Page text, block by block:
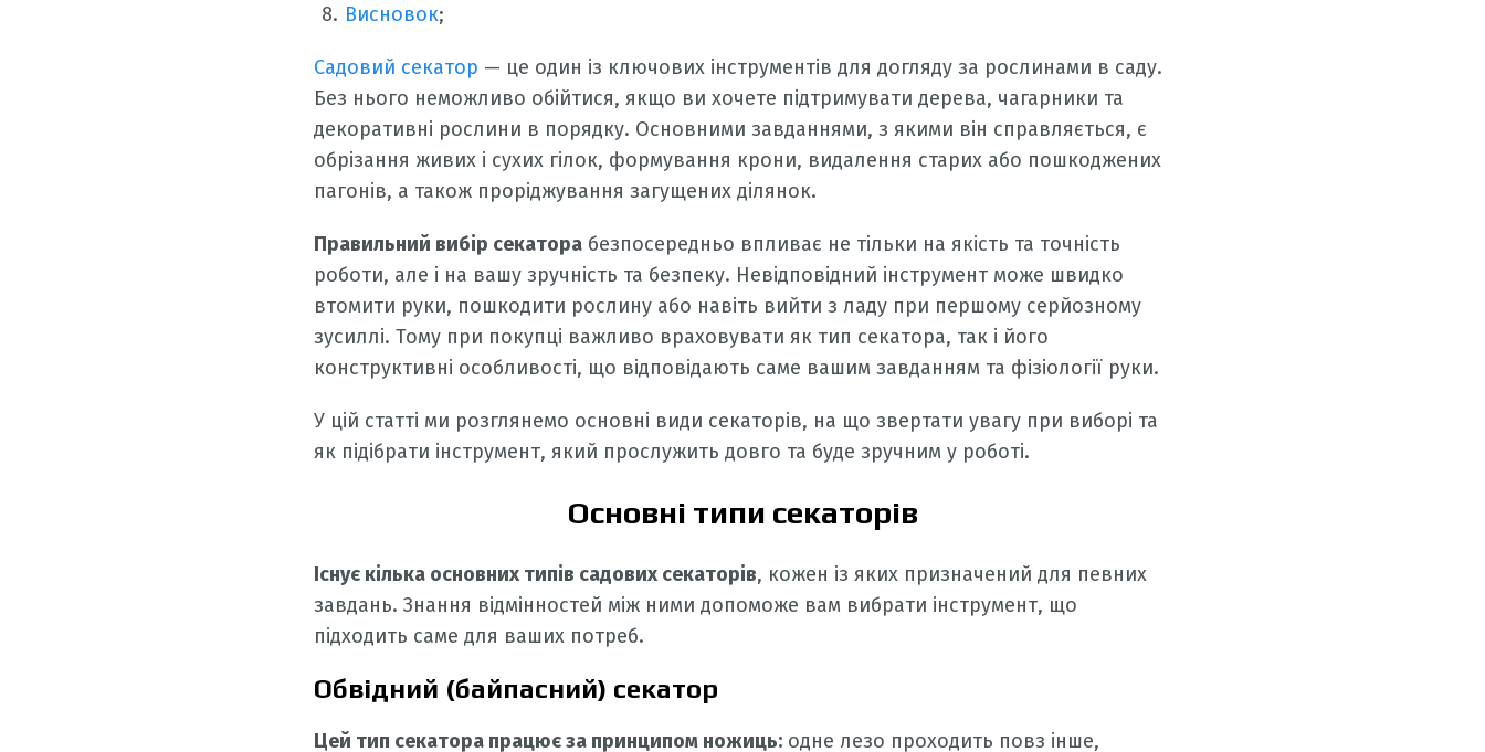
Висновок;
Садовий секатор — це один із ключових інструментів для догляду за рослинами в саду.
Без нього неможливо обійтися, якщо ви хочете підтримувати дерева, чагарники та
декоративні рослини в порядку. Основними завданнями, з якими він справляється, є
обрізання живих і сухих гілок, формування крони, видалення старих або пошкоджених
пагонів, а також проріджування загущених ділянок.
Правильний вибір секатора безпосередньо впливає не тільки на якість та точність
роботи, але і на вашу зручність та безпеку. Невідповідний інструмент може швидко
втомити руки, пошкодити рослину або навіть вийти з ладу при першому серйозному
зусиллі. Тому при покупці важливо враховувати як тип секатора, так і його
конструктивні особливості, що відповідають саме вашим завданням та фізіології руки.
У цій статті ми розглянемо основні види секаторів, на що звертати увагу при виборі та
як підібрати інструмент, який прослужить довго та буде зручним у роботі.
Основні типи секаторів
Існує кілька основних типів садових секаторів, кожен із яких призначений для певних
завдань. Знання відмінностей між ними допоможе вам вибрати інструмент, що
підходить саме для ваших потреб.
Обвідний (байпасний) секатор
Цей тип секатора працює за принципом ножиць: одне лезо проходить повз інше,